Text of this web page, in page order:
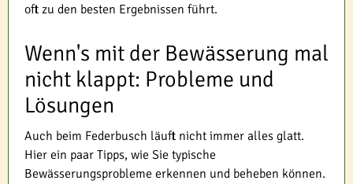
oft zu den besten Ergebnissen führt.
Wenn's mit der Bewässerung mal
nicht klappt: Probleme und
Lösungen
Auch beim Federbusch läuft nicht immer alles glatt.
Hier ein paar Tipps, wie Sie typische
Bewässerungsprobleme erkennen und beheben können.